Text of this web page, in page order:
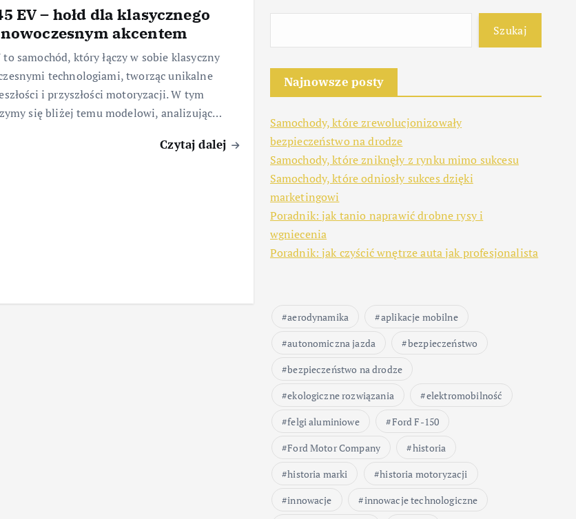
EV – hołd dla klasycznego
akcentem
samochód, który łączy w sobie klasyczny
technologiami, tworząc unikalne
i przyszłości motoryzacji. W tym
się bliżej temu modelowi, analizując…
Czytaj dalej
Szukaj
Najnowsze posty
Samochody, które zrewolucjonizowały
bezpieczeństwo na drodze
Samochody, które zniknęły z rynku mimo sukcesu
Samochody, które odniosły sukces dzięki
marketingowi
Poradnik: jak tanio naprawić drobne rysy i
wgniecenia
Poradnik: jak czyścić wnętrze auta jak profesjonalista
aerodynamika
aplikacje mobilne
autonomiczna jazda
bezpieczeństwo
bezpieczeństwo na drodze
ekologiczne rozwiązania
elektromobilność
felgi aluminiowe
Ford F-150
Ford Motor Company
historia
historia marki
historia motoryzacji
innowacje
innowacje technologiczne